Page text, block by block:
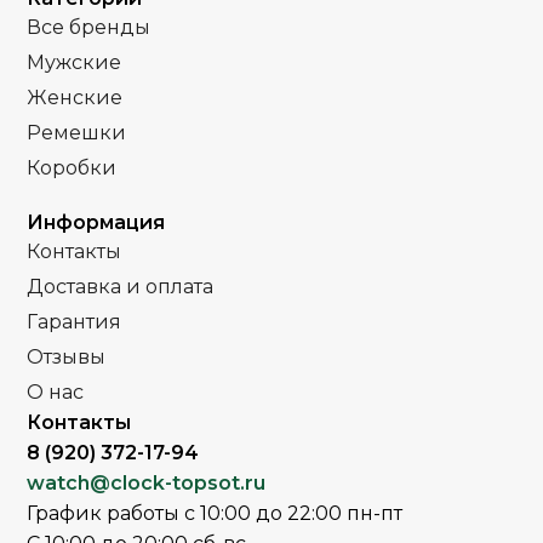
СТЕКЛО
ЦВЕТ КОРПУСА
ЦИФЕРБЛАТ
ЦВЕТ БРАСЛЕТА
Все бренды
Мужские
Женские
Ремешки
Коробки
Информация
Контакты
Доставка и оплата
Гарантия
Отзывы
О нас
Контакты
8 (920) 372-17-94
watch@clock-topsot.ru
График работы с 10:00 до 22:00 пн-пт